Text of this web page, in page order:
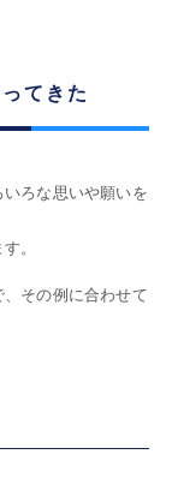
てきた
ろな思いや願いを
。
その例に合わせて